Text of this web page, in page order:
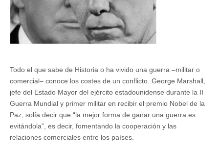
Todo el que sabe de Historia o ha vivido una guerra –militar o
comercial– conoce los costes de un conflicto. George Marshall,
jefe del Estado Mayor del ejército estadounidense durante la II
Guerra Mundial y primer militar en recibir el premio Nobel de la
Paz, solía decir que “la mejor forma de ganar una guerra es
evitándola”, es decir, fomentando la cooperación y las
relaciones comerciales entre los países.